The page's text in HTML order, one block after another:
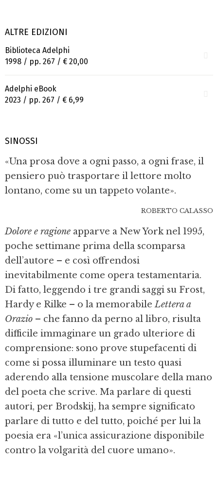
ALTRE EDIZIONI
Biblioteca Adelphi
1998 / pp. 267 / € 20,00
Adelphi eBook
2023 / pp. 267 / € 6,99
SINOSSI
«Una prosa dove a ogni passo, a ogni frase, il
pensiero può trasportare il lettore molto
lontano, come su un tappeto volante».
ROBERTO CALASSO
Dolore e ragione apparve a New York nel 1995,
poche settimane prima della scomparsa
dell’autore – e così offrendosi
inevitabilmente come opera testamentaria.
Di fatto, leggendo i tre grandi saggi su Frost,
Hardy e Rilke – o la memorabileLettera a
Orazio – che fanno da perno al libro, risulta
difficile immaginare un grado ulteriore di
comprensione: sono prove stupefacenti di
come si possa illuminare un testo quasi
aderendo alla tensione muscolare della mano
del poeta che scrive. Ma parlare di questi
autori, per Brodskij, ha sempre significato
parlare di tutto e del tutto, poiché per lui la
poesia era «l’unica assicurazione disponibile
contro la volgarità del cuore umano».